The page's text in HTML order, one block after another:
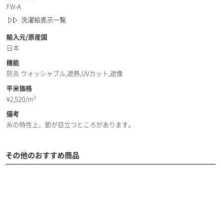
FW-A
洗濯絵表示一覧
輸入元/原産国
日本
機能
防炎 ウォッシャブル,遮熱,UVカット,遮像
平米価格
¥2,520/m²
備考
糸の特性上、節が目立つところがあります。
その他のおすすめ商品